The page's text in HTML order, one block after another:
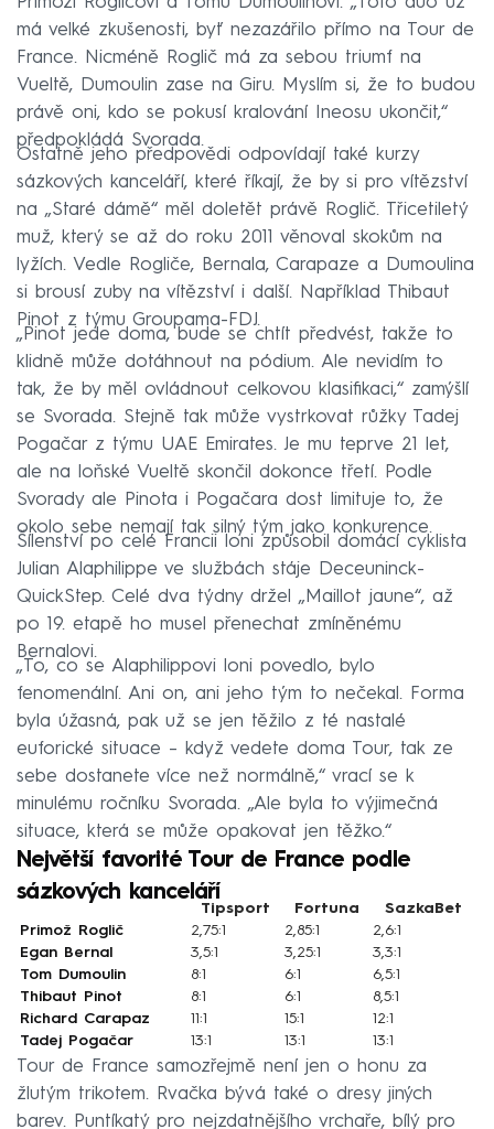
má velké zkušenosti, byť nezazářilo přímo na Tour de
France. Nicméně Roglič má za sebou triumf na
Vueltě, Dumoulin zase na Giru. Myslím si, že to budou
právě oni, kdo se pokusí kralování Ineosu ukončit,“
předpokládá Svorada.
Ostatně jeho předpovědi odpovídají také kurzy
sázkových kanceláří, které říkají, že by si pro vítězství
na „Staré dámě“ měl doletět právě Roglič. Třicetiletý
muž, který se až do roku 2011 věnoval skokům na
lyžích. Vedle Rogliče, Bernala, Carapaze a Dumoulina
si brousí zuby na vítězství i další. Například Thibaut
Pinot z týmu Groupama-FDJ.
„Pinot jede doma, bude se chtít předvést, takže to
klidně může dotáhnout na pódium. Ale nevidím to
tak, že by měl ovládnout celkovou klasifikaci,“ zamýšlí
se Svorada. Stejně tak může vystrkovat růžky Tadej
Pogačar z týmu UAE Emirates. Je mu teprve 21 let,
ale na loňské Vueltě skončil dokonce třetí. Podle
Svorady ale Pinota i Pogačara dost limituje to, že
okolo sebe nemají tak silný tým jako konkurence.
Šílenství po celé Francii loni způsobil domácí cyklista
Julian Alaphilippe ve službách stáje Deceuninck-
QuickStep. Celé dva týdny držel „Maillot jaune“, až
po 19. etapě ho musel přenechat zmíněnému
Bernalovi.
„To, co se Alaphilippovi loni povedlo, bylo
fenomenální. Ani on, ani jeho tým to nečekal. Forma
byla úžasná, pak už se jen těžilo z té nastalé
euforické situace – když vedete doma Tour, tak ze
sebe dostanete více než normálně,“ vrací se k
minulému ročníku Svorada. „Ale byla to výjimečná
situace, která se může opakovat jen těžko.“
Největší favorité Tour de France podle
sázkových kanceláří
Tipsport Fortuna
SazkaBet
Primož Roglič
2,75:1 2,85:1
2,6:1
Egan Bernal
3,5:1 3,25:1
3,3:1
Tom Dumoulin
8:1 6:1
6,5:1
Thibaut Pinot
8:1 6:1
8,5:1
Richard Carapaz
11:1 15:1
12:1
Tadej Pogačar
13:1 13:1 13:1
Tour de France samozřejmě není jen o honu za
žlutým trikotem. Rvačka bývá také o dresy jiných
barev. Puntíkatý pro nejzdatnějšího vrchaře, bílý pro